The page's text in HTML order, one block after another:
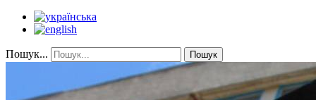
Пошук... Пошук